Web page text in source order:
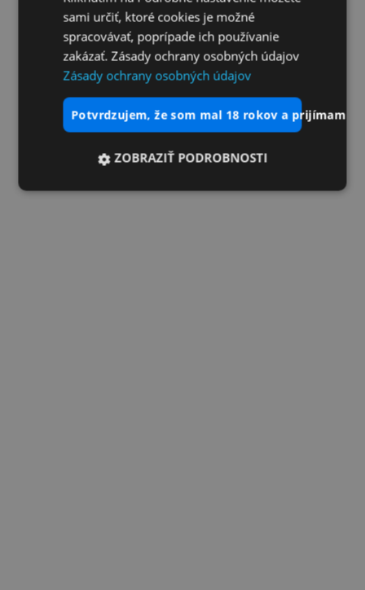
sami určiť, ktoré cookies je možné
spracovávať, poprípade ich používanie
zakázať. Zásady ochrany osobných údajov
Zásady ochrany osobných údajov
potvrdzujem, že som mal 18 rokov a prijímam
ZOBRAZIŤ PODROBNOSTI